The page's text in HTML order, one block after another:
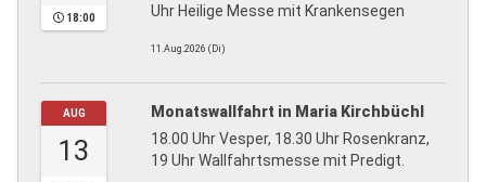
18:00
Uhr Heilige Messe mit Krankensegen
11.Aug.2026 (Di)
AUG
13
Monatswallfahrt in Maria Kirchbüchl
18.00 Uhr Vesper, 18.30 Uhr Rosenkranz,
19 Uhr Wallfahrtsmesse mit Predigt.